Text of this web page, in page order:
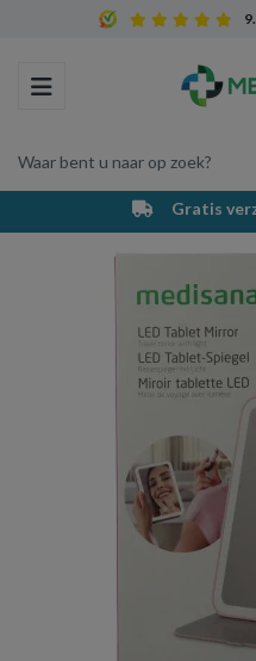
Toggle navigation
Waar bent u naar op zoek?
Winkelwagen
Uw
Vul hem
PostNL